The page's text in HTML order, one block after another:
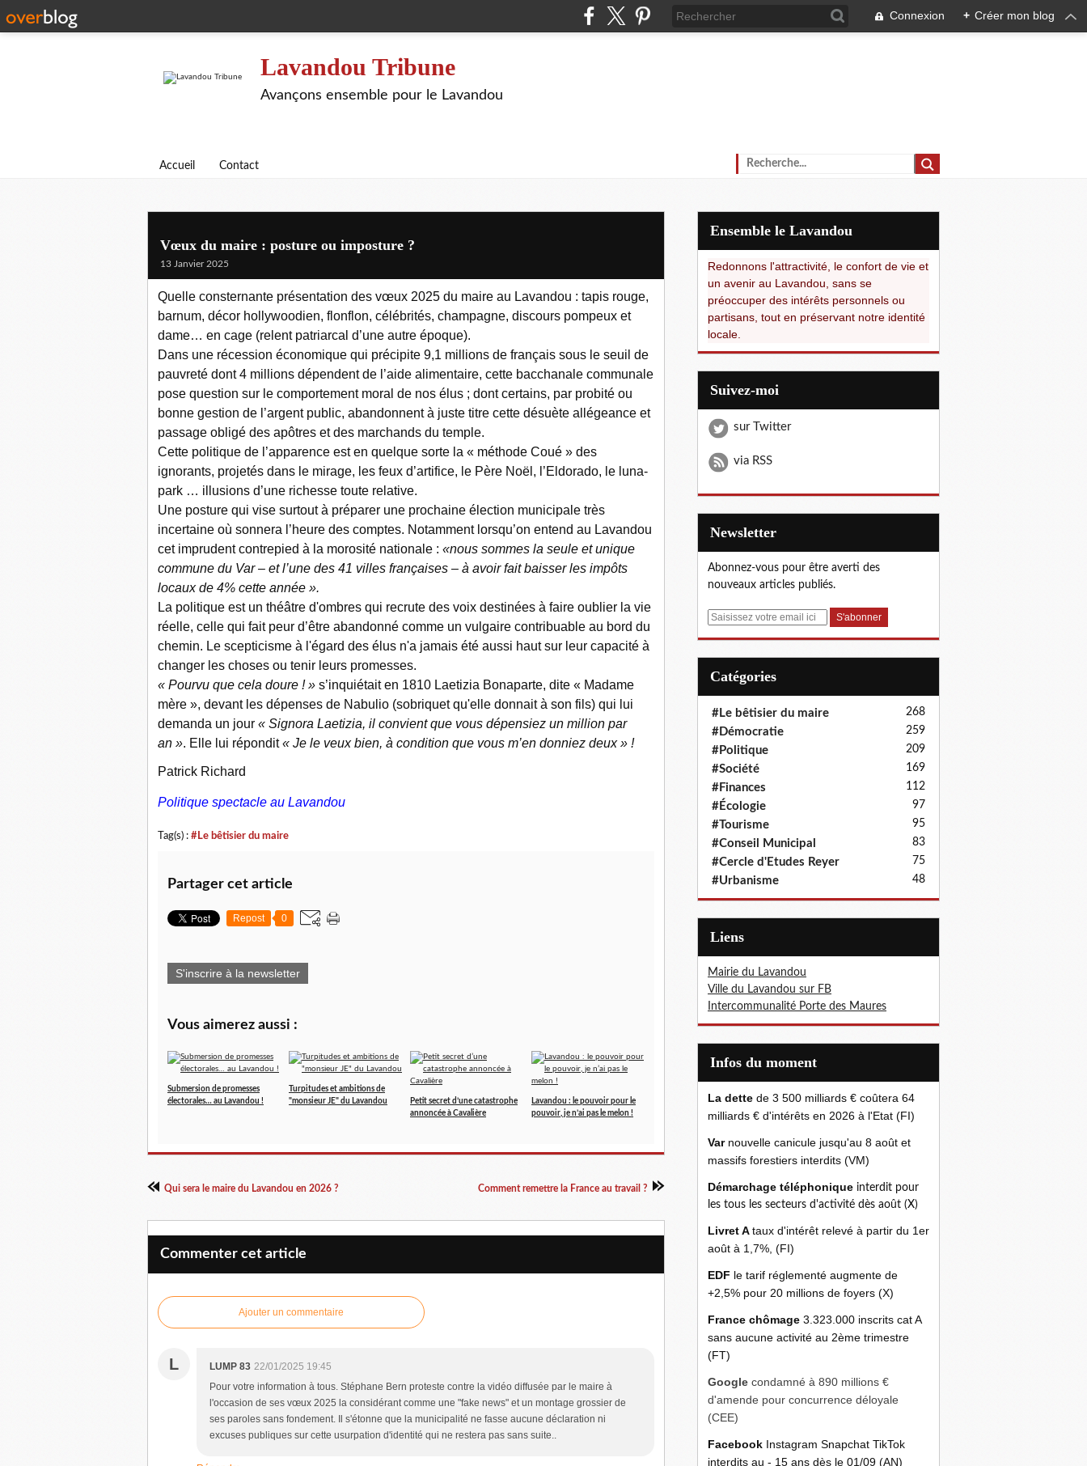
Connexion + Créer mon blog
Lavandou Tribune
Avançons ensemble pour le Lavandou
Accueil Contact
Vœux du maire : posture ou imposture ?
13 Janvier 2025
Quelle consternante présentation des vœux 2025 du maire au Lavandou : tapis rouge,
barnum, décor hollywoodien, flonflon, célébrités, champagne, discours pompeux et
dame… en cage (relent patriarcal d’une autre époque).
Dans une récession économique qui précipite 9,1 millions de français sous le seuil de
pauvreté dont 4 millions dépendent de l’aide alimentaire, cette bacchanale communale
pose question sur le comportement moral de nos élus ; dont certains, par probité ou
bonne gestion de l’argent public, abandonnent à juste titre cette désuète allégeance et
passage obligé des apôtres et des marchands du temple.
Cette politique de l’apparence est en quelque sorte la « méthode Coué » des
ignorants, projetés dans le mirage, les feux d’artifice, le Père Noël, l’Eldorado, le luna-
park … illusions d’une richesse toute relative.
Une posture qui vise surtout à préparer une prochaine élection municipale très
incertaine où sonnera l’heure des comptes. Notamment lorsqu’on entend au Lavandou
cet imprudent contrepied à la morosité nationale : «nous sommes la seule et unique
commune du Var – et l’une des 41 villes françaises – à avoir fait baisser les impôts
locaux de 4% cette année ».
La politique est un théâtre d'ombres qui recrute des voix destinées à faire oublier la vie
réelle, celle qui fait peur d’être abandonné comme un vulgaire contribuable au bord du
chemin. Le scepticisme à l'égard des élus n'a jamais été aussi haut sur leur capacité à
changer les choses ou tenir leurs promesses.
« Pourvu que cela doure ! » s’inquiétait en 1810 Laetizia Bonaparte, dite « Madame
mère », devant les dépenses de Nabulio (sobriquet qu'elle donnait à son fils) qui lui
demanda un jour « Signora Laetizia, il convient que vous dépensiez un million par
an ». Elle lui répondit« Je le veux bien, à condition que vous m’en donniez deux » !
Patrick Richard
Politique spectacle au Lavandou
Tag(s) : #Le bêtisier du maire
Partager cet article
Repost 0
S'inscrire à la newsletter
Vous aimerez aussi :
Submersion de promesses
électorales… au Lavandou !
Turpitudes et ambitions de
"monsieur JE" du Lavandou
Petit secret d’une catastrophe
annoncée à Cavalière
Lavandou : le pouvoir pour le
pouvoir, je n’ai pas le melon !
Qui sera le maire du Lavandou en 2026 ? Comment remettre la France au travail ?
Commenter cet article
Ajouter un commentaire
L LUMP 83 22/01/2025 19:45
Pour votre information à tous. Stéphane Bern proteste contre la vidéo diffusée par le maire à
l'occasion de ses vœux 2025 la considérant comme une "fake news" et un montage grossier de
ses paroles sans fondement. Il s'étonne que la municipalité ne fasse aucune déclaration ni
excuses publiques sur cette usurpation d'identité qui ne restera pas sans suite..
Ensemble le Lavandou
Redonnons l'attractivité, le confort de vie et
un avenir au Lavandou, sans se
préoccuper des intérêts personnels ou
partisans, tout en préservant notre identité
locale.
Suivez-moi
sur Twitter
via RSS
Newsletter
Abonnez-vous pour être averti des
nouveaux articles publiés.
E
Catégories
#Le bêtisier du maire 268
#Démocratie 259
#Politique 209
#Société 169
#Finances 112
#Écologie 97
#Tourisme 95
#Conseil Municipal 83
#Cercle d'Etudes Reyer 75
#Urbanisme 48
Liens
Mairie du Lavandou
Ville du Lavandou sur FB
Intercommunalité Porte des Maures
Infos du moment
La dette de 3 500 milliards € coûtera 64
milliards € d'intérêts en 2026 à l'Etat (FI)
Var nouvelle canicule jusqu'au 8 août et
massifs forestiers interdits (VM)
Démarchage téléphonique interdit pour
les tous les secteurs d'activité dès août (X)
Livret Ataux d'intérêt relevé à partir du 1er
août à 1,7%, (FI)
EDF le tarif réglementé augmente de
+2,5% pour 20 millions de foyers (X)
France chômage 3.323.000 inscrits cat A
sans aucune activité au 2ème trimestre
(FT)
Google condamné à 890 millions €
d'amende pour concurrence déloyale
(CEE)
Facebook Instagram Snapchat TikTok
interdits au - 15 ans dès le 01/09 (AN)